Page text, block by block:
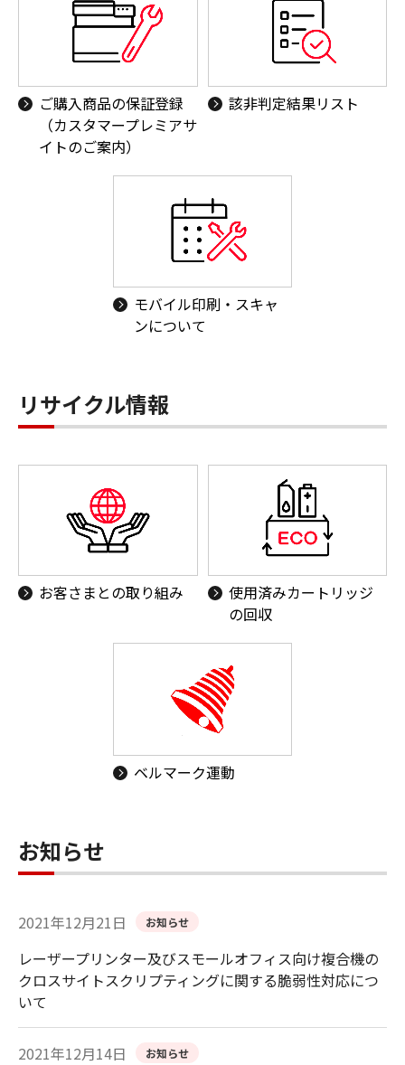
ご購入商品の保証登録
（カスタマープレミアサ
イトのご案内）
該非判定結果リスト
モバイル印刷・スキャ
ンについて
リサイクル情報
お客さまとの取り組み
使用済みカートリッジ
の回収
ベルマーク運動
お知らせ
2021年12月21日 お知らせ
レーザープリンター及びスモールオフィス向け複合機の
クロスサイトスクリプティングに関する脆弱性対応につ
いて
2021年12月14日 お知らせ